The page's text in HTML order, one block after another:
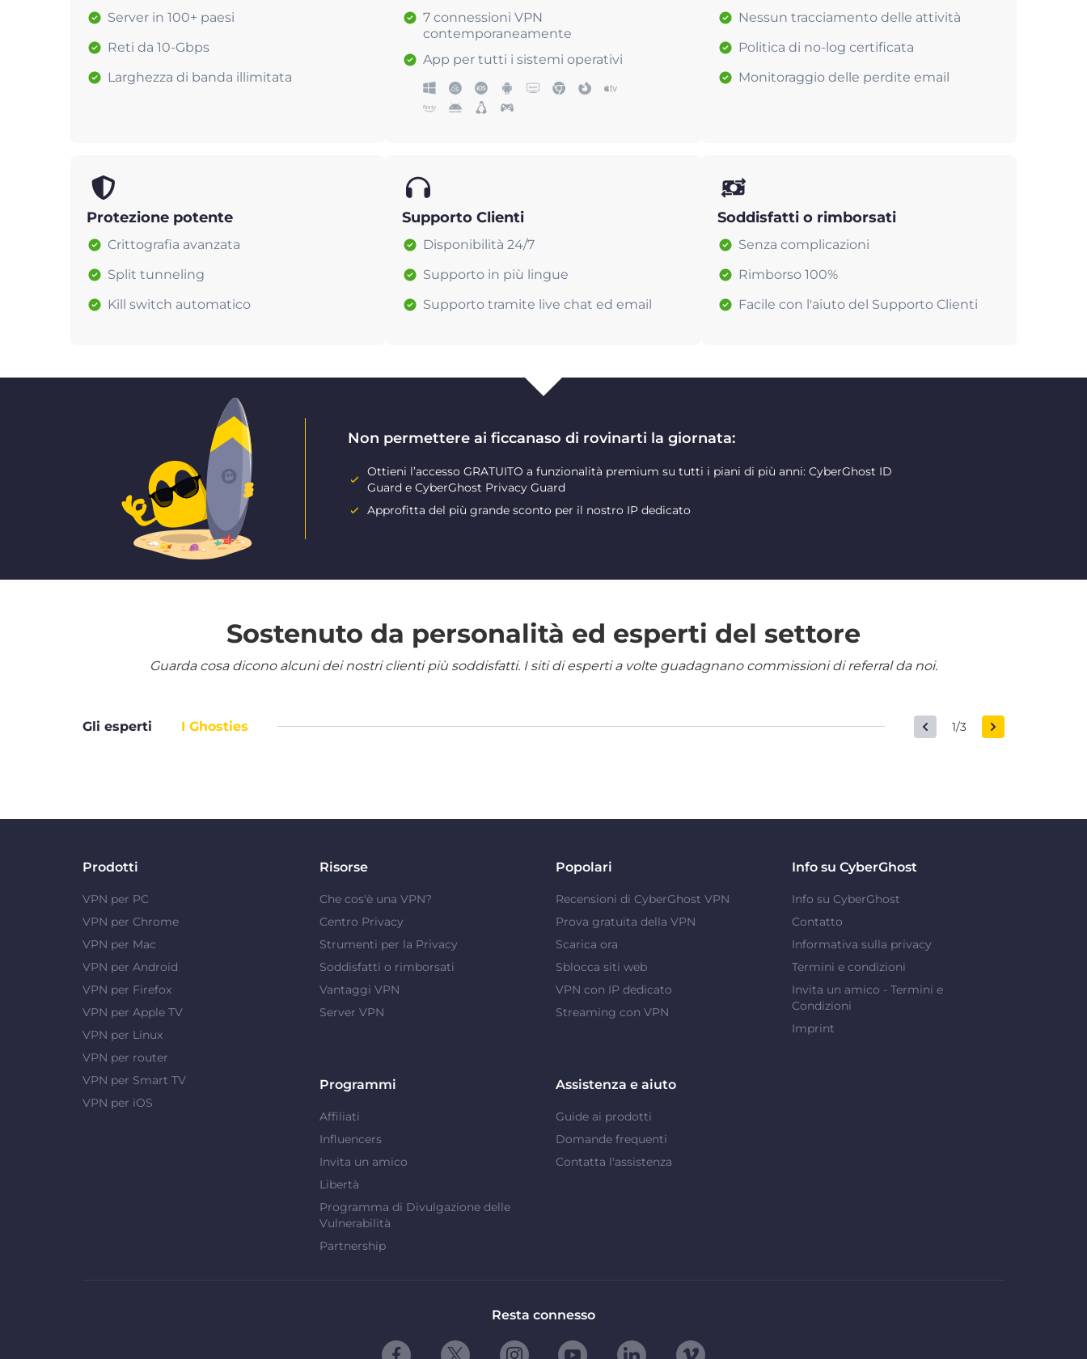
Server in 100+ paesi
Reti da 10-Gbps
Larghezza di banda illimitata
7 connessioni VPN
contemporaneamente
App per tutti i sistemi operativi
Nessun tracciamento delle attività
Politica di no-log certificata
Monitoraggio delle perdite email
Protezione potente
Crittografia avanzata
Split tunneling
Kill switch automatico
Supporto Clienti
Disponibilità 24/7
Supporto in più lingue
Supporto tramite live chat ed email
Soddisfatti o rimborsati
Senza complicazioni
Rimborso 100%
Facile con l'aiuto del Supporto Clienti
Non permettere ai ficcanaso di rovinarti la giornata:
Ottieni l’accesso GRATUITO a funzionalità premium su tutti i piani di più anni: CyberGhost ID
Guard e CyberGhost Privacy Guard
Approfitta del più grande sconto per il nostro IP dedicato
Sostenuto da personalità ed esperti del settore
Guarda cosa dicono alcuni dei nostri clienti più soddisfatti. I siti di esperti a volte guadagnano commissioni di referral da noi.
Gli esperti I Ghosties 1/3
Prodotti
VPN per PC
VPN per Chrome
VPN per Mac
VPN per Android
VPN per Firefox
VPN per Apple TV
VPN per Linux
VPN per router
VPN per Smart TV
VPN per iOS
Risorse
Che cos'è una VPN?
Centro Privacy
Strumenti per la Privacy
Soddisfatti o rimborsati
Vantaggi VPN
Server VPN
Popolari
Recensioni di CyberGhost VPN
Prova gratuita della VPN
Scarica ora
Sblocca siti web
VPN con IP dedicato
Streaming con VPN
Info su CyberGhost
Info su CyberGhost
Contatto
Informativa sulla privacy
Termini e condizioni
Invita un amico - Termini e
Condizioni
Imprint
Programmi
Affiliati
Influencers
Invita un amico
Libertà
Programma di Divulgazione delle
Vulnerabilità
Partnership
Assistenza e aiuto
Guide ai prodotti
Domande frequenti
Contatta l'assistenza
Resta connesso